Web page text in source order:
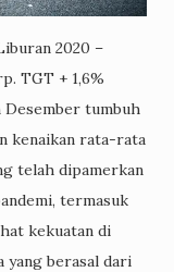
2020 –
TGT + 1,6%
Desember tumbuh
kenaikan rata-rata
telah dipamerkan
termasuk
kekuatan di
yang berasal dari